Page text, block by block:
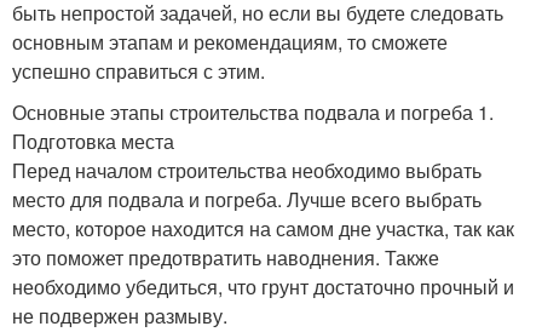
быть непростой задачей, но если вы будете следовать
основным этапам и рекомендациям, то сможете
успешно справиться с этим.
Основные этапы строительства подвала и погреба 1.
Подготовка места
Перед началом строительства необходимо выбрать
место для подвала и погреба. Лучше всего выбрать
место, которое находится на самом дне участка, так как
это поможет предотвратить наводнения. Также
необходимо убедиться, что грунт достаточно прочный и
не подвержен размыву.